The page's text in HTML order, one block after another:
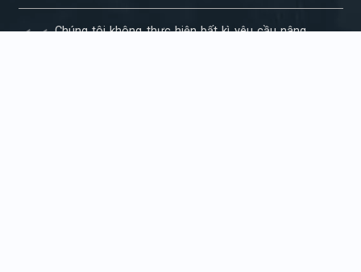
Chúng tôi không thực hiện bất kì yêu cầu nâng